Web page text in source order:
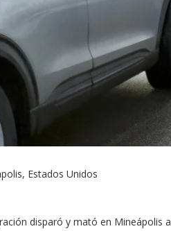
Estados Unidos
disparó y mató en Mineápolis